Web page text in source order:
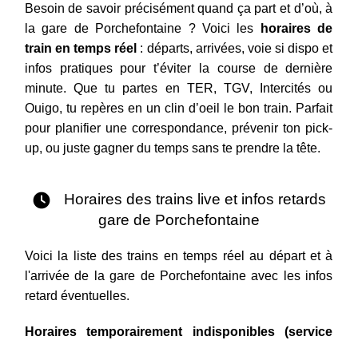
Besoin de savoir précisément quand ça part et d’où, à
la gare de Porchefontaine ? Voici les
horaires de
train en temps réel : départs, arrivées, voie si dispo et
infos pratiques pour t’éviter la course de dernière
minute. Que tu partes en TER, TGV, Intercités ou
Ouigo, tu repères en un clin d’oeil le bon train. Parfait
pour planifier une correspondance, prévenir ton pick-
up, ou juste gagner du temps sans te prendre la tête.
Horaires des trains live et infos retards
gare de Porchefontaine
Voici la liste des trains en temps réel au départ et à
l'arrivée de la gare de Porchefontaine avec les infos
retard éventuelles.
Horaires temporairement indisponibles (service